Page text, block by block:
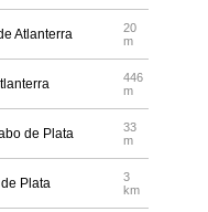
Atlanterra
20
m
446
m
de Plata
33
m
Plata
3
km